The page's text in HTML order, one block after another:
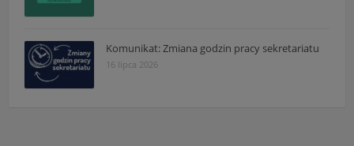
Komunikat: Zmiana godzin pracy sekretariatu
16 lipca 2026